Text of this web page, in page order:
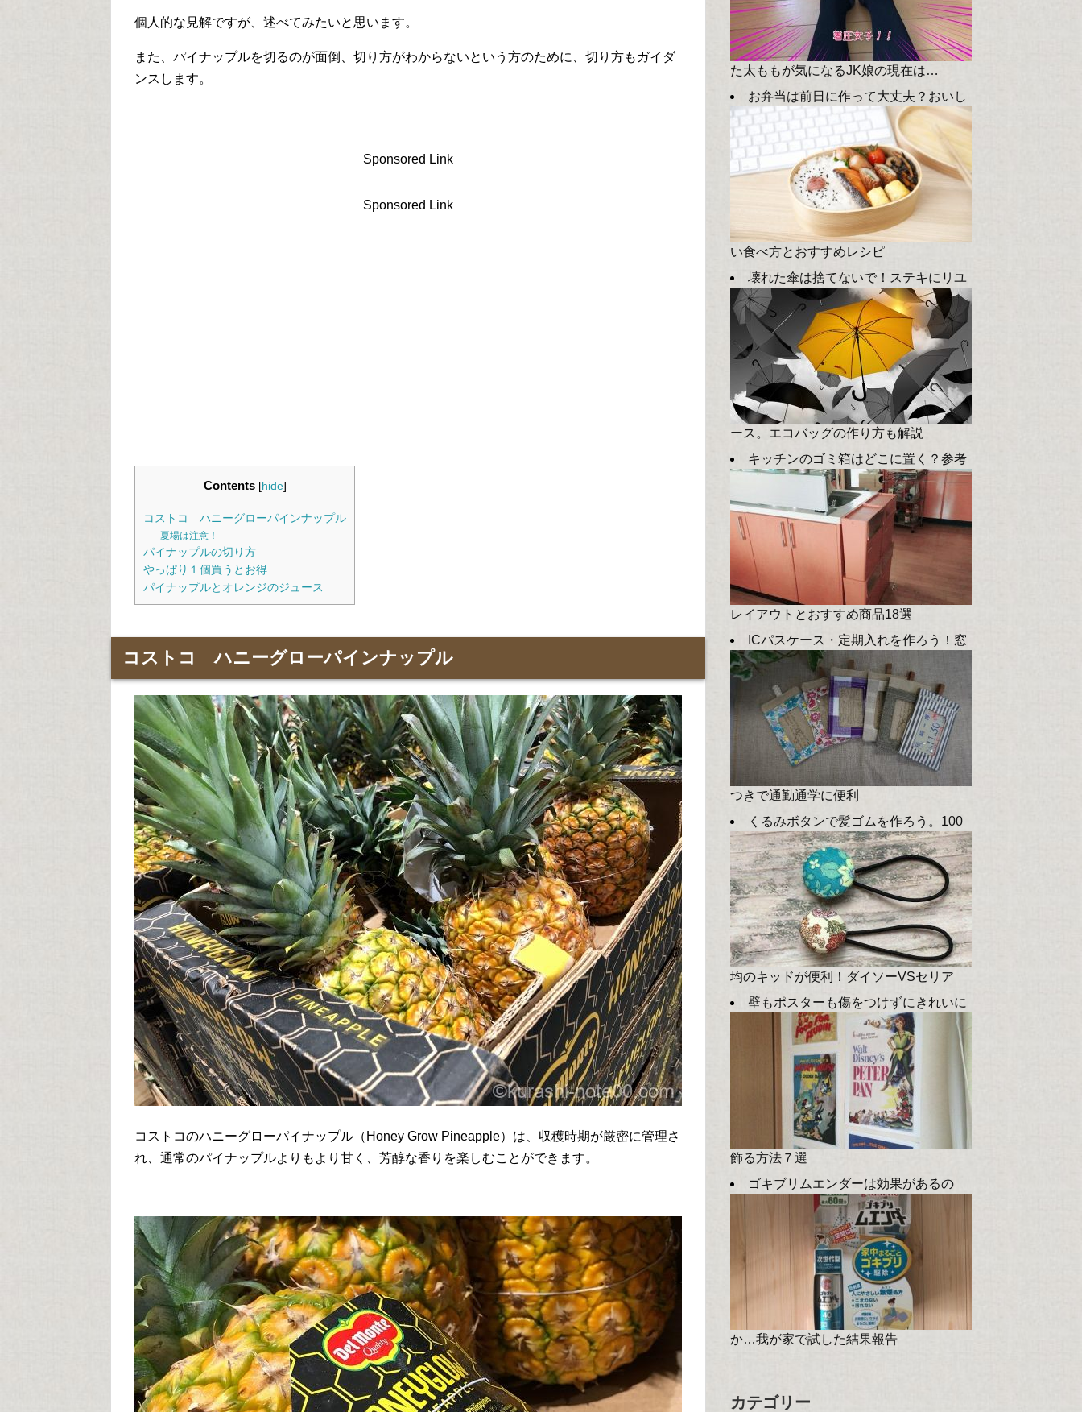
個人的な見解ですが、述べてみたいと思います。
また、パイナップルを切るのが面倒、切り方がわからないという方のために、切り方もガイダ
ンスします。
Sponsored Link
Sponsored Link
Contents [hide]
コストコ ハニーグローパインナップル
夏場は注意！
パイナップルの切り方
やっぱり１個買うとお得
パイナップルとオレンジのジュース
コストコ ハニーグローパインナップル
コストコのハニーグローパイナップル（Honey Grow Pineapple）は、収穫時期が厳密に管理さ
れ、通常のパイナップルよりもより甘く、芳醇な香りを楽しむことができます。
た太ももが気になるJK娘の現在は…
お弁当は前日に作って大丈夫？おいし
い食べ方とおすすめレシピ
壊れた傘は捨てないで！ステキにリユ
ース。エコバッグの作り方も解説
キッチンのゴミ箱はどこに置く？参考
レイアウトとおすすめ商品18選
ICパスケース・定期入れを作ろう！窓
つきで通勤通学に便利
くるみボタンで髪ゴムを作ろう。100
均のキッドが便利！ダイソーVSセリア
壁もポスターも傷をつけずにきれいに
飾る方法７選
ゴキブリムエンダーは効果があるの
か…我が家で試した結果報告
カテゴリー